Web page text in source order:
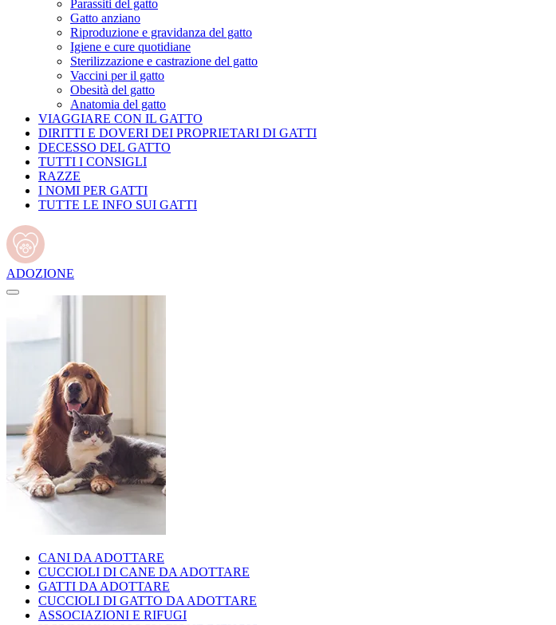
Parassiti del gatto
Gatto anziano
Riproduzione e gravidanza del gatto
Igiene e cure quotidiane
Sterilizzazione e castrazione del gatto
Vaccini per il gatto
Obesità del gatto
Anatomia del gatto
VIAGGIARE CON IL GATTO
DIRITTI E DOVERI DEI PROPRIETARI DI GATTI
DECESSO DEL GATTO
TUTTI I CONSIGLI
RAZZE
I NOMI PER GATTI
TUTTE LE INFO SUI GATTI
ADOZIONE
CANI DA ADOTTARE
CUCCIOLI DI CANE DA ADOTTARE
GATTI DA ADOTTARE
CUCCIOLI DI GATTO DA ADOTTARE
ASSOCIAZIONI E RIFUGI